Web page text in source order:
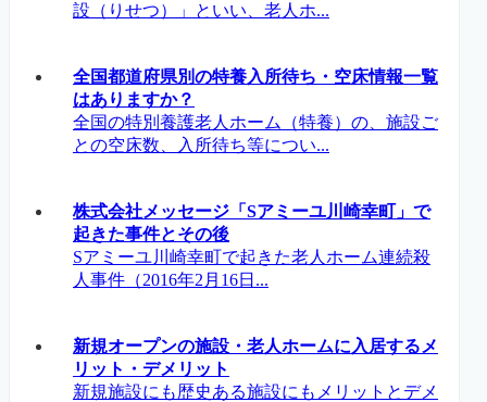
設（りせつ）」といい、老人ホ...
全国都道府県別の特養入所待ち・空床情報一覧
はありますか？
全国の特別養護老人ホーム（特養）の、施設ご
との空床数、入所待ち等につい...
株式会社メッセージ「Sアミーユ川崎幸町」で
起きた事件とその後
Sアミーユ川崎幸町で起きた老人ホーム連続殺
人事件（2016年2月16日...
新規オープンの施設・老人ホームに入居するメ
リット・デメリット
新規施設にも歴史ある施設にもメリットとデメ